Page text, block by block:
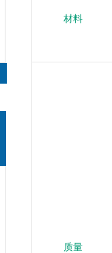
材料
质量